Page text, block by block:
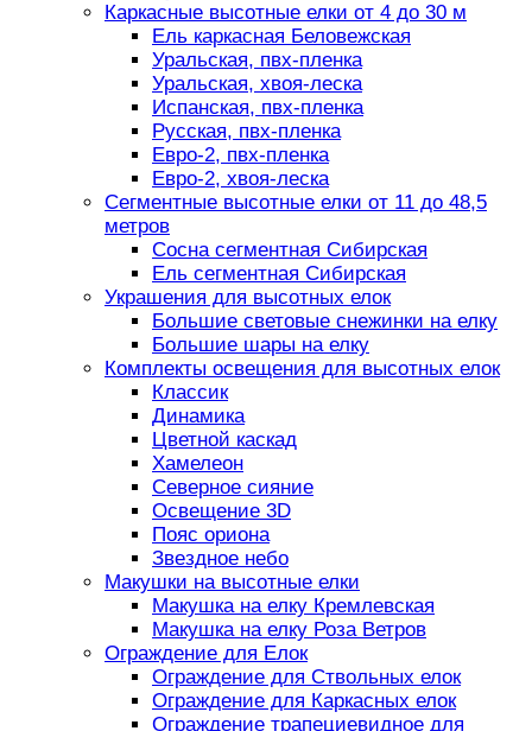
Каркасные высотные елки от 4 до 30 м
Ель каркасная Беловежская
Уральская, пвх-пленка
Уральская, хвоя-леска
Испанская, пвх-пленка
Русская, пвх-пленка
Евро-2, пвх-пленка
Евро-2, хвоя-леска
Сегментные высотные елки от 11 до 48,5
метров
Сосна сегментная Сибирская
Ель сегментная Сибирская
Украшения для высотных елок
Большие световые снежинки на елку
Большие шары на елку
Комплекты освещения для высотных елок
Классик
Динамика
Цветной каскад
Хамелеон
Северное сияние
Освещение 3D
Пояс ориона
Звездное небо
Макушки на высотные елки
Макушка на елку Кремлевская
Макушка на елку Роза Ветров
Ограждение для Елок
Ограждение для Ствольных елок
Ограждение для Каркасных елок
Ограждение трапециевидное для